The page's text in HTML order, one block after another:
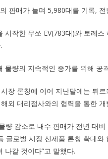
판매가 늘며 5,980대를 기록,
시작한 무쏘 EV(783대)와 토레
물량의 지속적인 증가를 위해 공
장 론칭에 이어 지난달에는 튀
외 대리점사와의 협력을 통한
량 감소로 내수 판매가 전년 대
글로벌 시장 신제품 론칭 확대
나갈 것이다”고 말했다.